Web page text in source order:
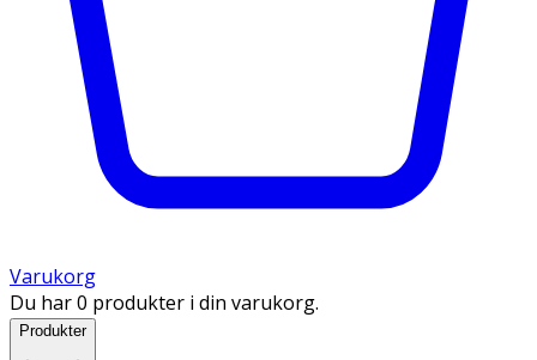
Varukorg
Du har 0 produkter i din varukorg.
Produkter